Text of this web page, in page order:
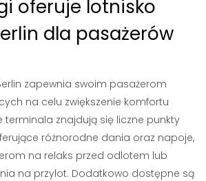
oferuje lotnisko
dla pasażerów
zapewnia swoim pasażerom
na celu zwiększenie komfortu
terminala znajdują się liczne punkty
różnorodne dania oraz napoje,
na relaks przed odlotem lub
na przylot. Dodatkowo dostępne są